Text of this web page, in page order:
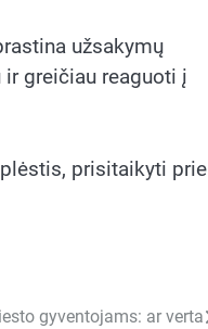
užsakymų
greičiau reaguoti į
prisitaikyti prie
gyventojams: ar verta